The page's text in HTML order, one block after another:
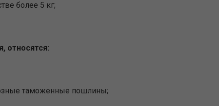
более 5 кг;
относятся:
таможенные пошлины;